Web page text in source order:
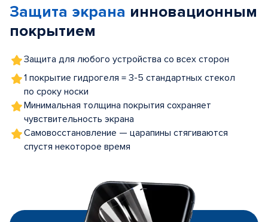
5
Защита экрана инновационным
покрытием
Защита для любого устройства со всех сторон
1 покрытие гидрогеля = 3-5 стандартных стекол
по сроку носки
Минимальная толщина покрытия сохраняет
чувствительность экрана
Самовосстановление — царапины стягиваются
спустя некоторое время